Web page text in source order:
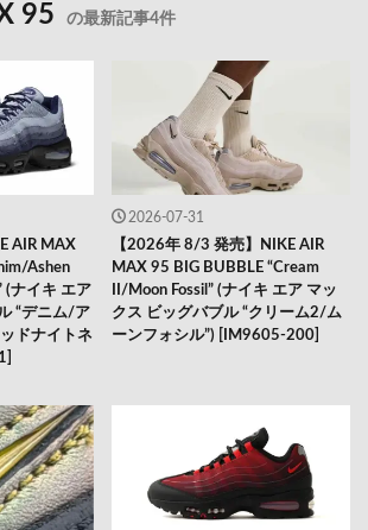
95 の最新記事4件
AIR MAX
Ashen
(ナイキ エア
“デニム/ア
ドナイトネ
2026-07-31
【2026年 8/3 発売】NIKE AIR
MAX 95 BIG BUBBLE “Cream
II/Moon Fossil” (ナイキ エア マッ
クス ビッグバブル “クリーム2/ム
ーンフォシル”) [IM9605-200]